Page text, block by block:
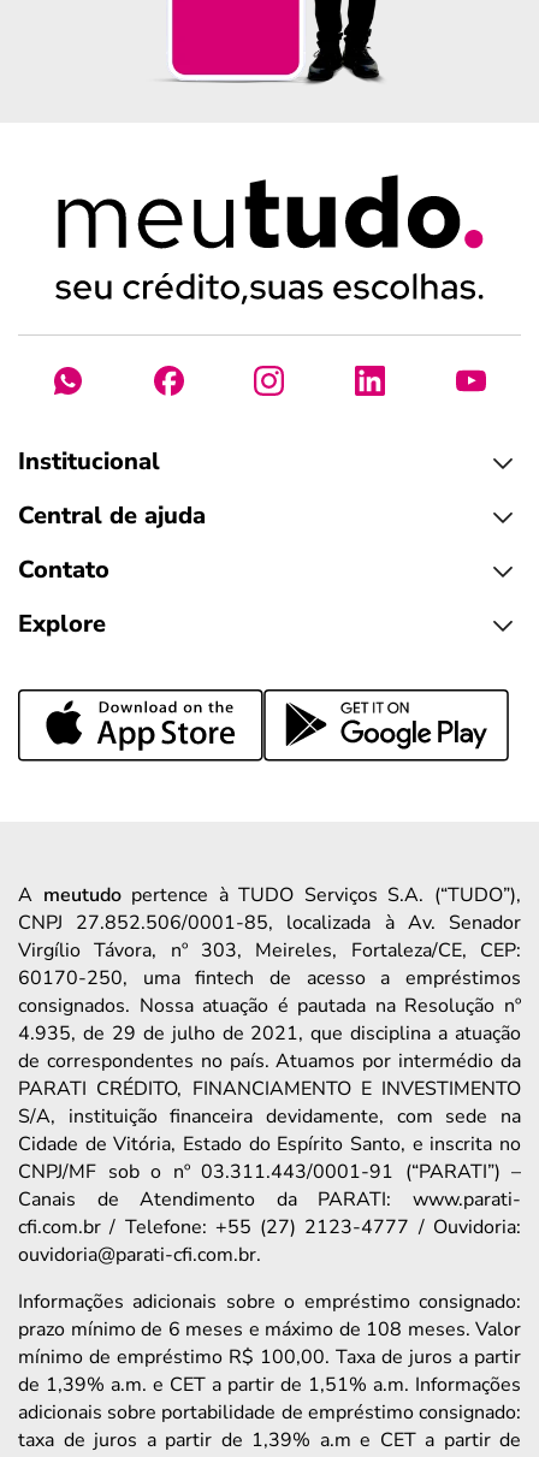
Institucional
Central de ajuda
Contato
Explore
A meutudopertence à TUDO Serviços S.A. (“TUDO”),
CNPJ 27.852.506/0001-85, localizada à Av. Senador
Virgílio Távora, nº 303, Meireles, Fortaleza/CE, CEP:
60170-250, uma fintech de acesso a empréstimos
consignados. Nossa atuação é pautada na Resolução nº
4.935, de 29 de julho de 2021, que disciplina a atuação
de correspondentes no país. Atuamos por intermédio da
PARATI CRÉDITO, FINANCIAMENTO E INVESTIMENTO
S/A, instituição financeira devidamente, com sede na
Cidade de Vitória, Estado do Espírito Santo, e inscrita no
CNPJ/MF sob o nº 03.311.443/0001-91 (“PARATI”) –
Canais de Atendimento da PARATI: www.parati-
cfi.com.br / Telefone: +55 (27) 2123-4777 / Ouvidoria:
ouvidoria@parati-cfi.com.br.
Informações adicionais sobre o empréstimo consignado:
prazo mínimo de 6 meses e máximo de 108 meses. Valor
mínimo de empréstimo R$ 100,00. Taxa de juros a partir
de 1,39% a.m. e CET a partir de 1,51% a.m. Informações
adicionais sobre portabilidade de empréstimo consignado:
taxa de juros a partir de 1,39% a.m e CET a partir de